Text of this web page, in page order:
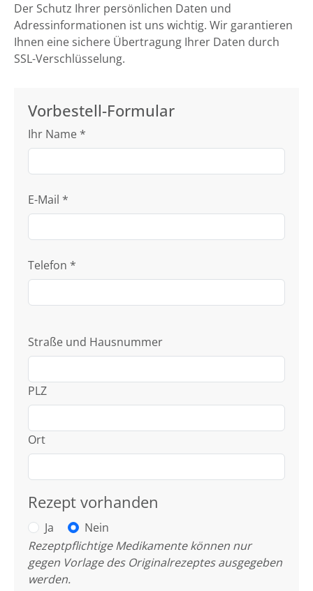
Der Schutz Ihrer persönlichen Daten und
Adressinformationen ist uns wichtig. Wir garantieren
Ihnen eine sichere Übertragung Ihrer Daten durch
SSL-Verschlüsselung.
Vorbestell-Formular
Ihr Name *
E-Mail *
Telefon *
Straße und Hausnummer
PLZ
Ort
Rezept vorhanden
Ja
Nein
Rezeptpflichtige Medikamente können nur
gegen Vorlage des Originalrezeptes ausgegeben
werden.